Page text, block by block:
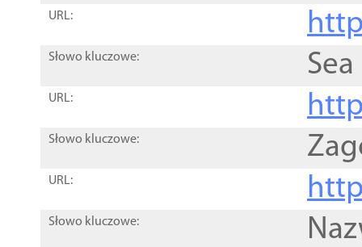
URL:
Słowo kluczowe:
URL:
Słowo kluczowe:
URL:
Słowo kluczowe: